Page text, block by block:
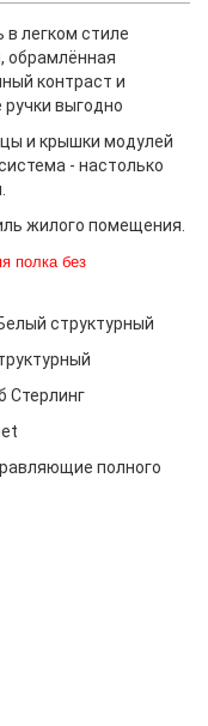
легком стиле
обрамлённая
контраст и
выгодно
и крышки модулей
- настолько
жилого помещения.
полка без
структурный
Стерлинг
полного